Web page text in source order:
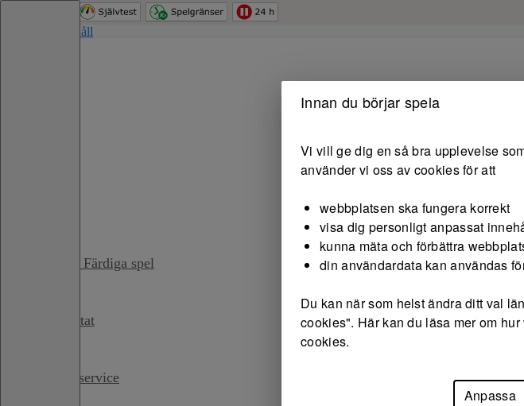
Hoppa till innehåll
PIX - Färdiga spel
Resultat
Sportservice
Innan du börjar spela
Vi vill ge dig en så bra upplevelse
använder vi oss av cookies för att
webbplatsen ska fungera korrekt
visa dig personligt anpassat
kunna mäta och förbättra
din användardata kan användas
Du kan när som helst ändra ditt val
cookies". Här kan du läsa mer om
cookies.
Anpassa